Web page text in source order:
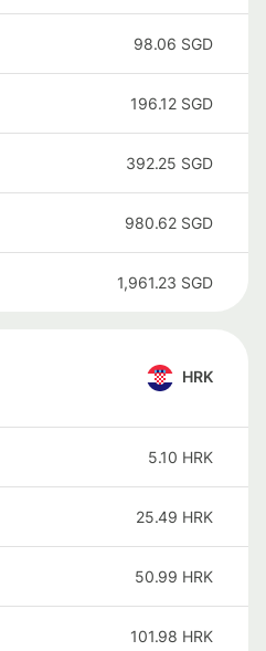
98.06 SGD
196.12 SGD
392.25 SGD
980.62 SGD
1,961.23 SGD
HRK
5.10 HRK
25.49 HRK
50.99 HRK
101.98 HRK